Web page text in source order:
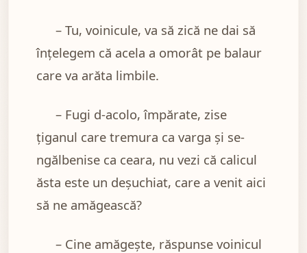
– Tu, voinicule, va să zică ne dai să
înţelegem că acela a omorât pe balaur
care va arăta limbile.
– Fugi d-acolo, împărate, zise
ţiganul care tremura ca varga şi se-
ngălbenise ca ceara, nu vezi că calicul
ăsta este un deşuchiat, care a venit aici
să ne amăgească?
– Cine amăgeşte, răspunse voinicul